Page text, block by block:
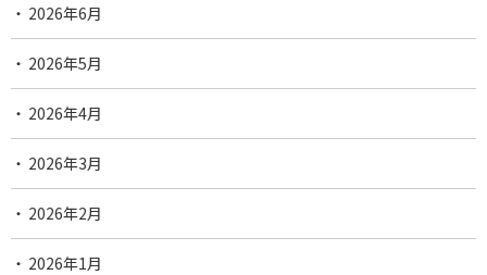
2026年6月
2026年5月
2026年4月
2026年3月
2026年2月
2026年1月